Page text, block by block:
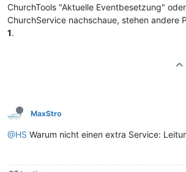
ChurchTools "Aktuelle Eventbesetzung"
ChurchService nachschaue, stehen andere
1.
MaxStro
@HS Warum nicht einen extra Service: